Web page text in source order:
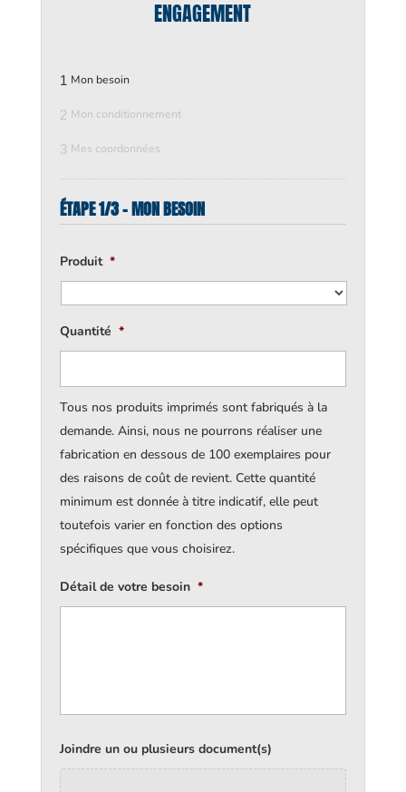
ENGAGEMENT
1 Mon besoin
2 Mon conditionnement
3 Mes coordonnées
ÉTAPE 1/3 - MON BESOIN
Produit *
Quantité *
Tous nos produits imprimés sont fabriqués à la
demande. Ainsi, nous ne pourrons réaliser une
fabrication en dessous de 100 exemplaires pour
des raisons de coût de revient. Cette quantité
minimum est donnée à titre indicatif, elle peut
toutefois varier en fonction des options
spécifiques que vous choisirez.
Détail de votre besoin *
Joindre un ou plusieurs document(s)